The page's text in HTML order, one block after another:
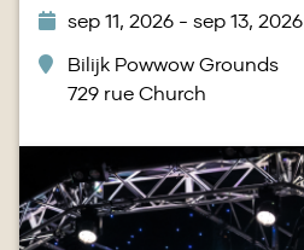
sep 11, 2026 - sep 13, 2026
Bilijk Powwow Grounds
729 rue Church